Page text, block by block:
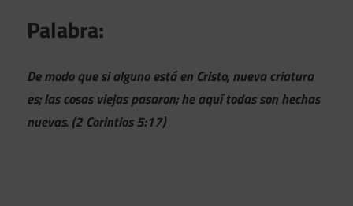
Palabra:
De modo que si alguno está en Cristo, nueva criatura
es; las cosas viejas pasaron; he aquí todas son hechas
nuevas. (2 Corintios 5:17)